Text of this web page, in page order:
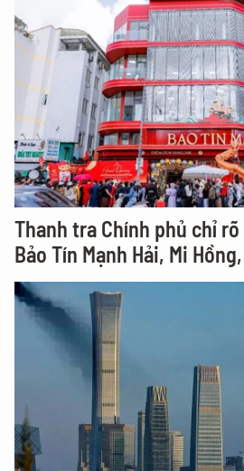
Thanh tra Chính phủ chỉ
Bảo Tín Mạnh Hải, Mi